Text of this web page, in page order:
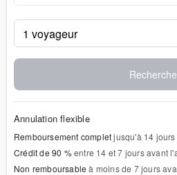
Annulation flexible
Remboursement completjusqu'à 14
Crédit de 90 %entre 14 et 7 jours avant
Non remboursable à moins de 7 jours